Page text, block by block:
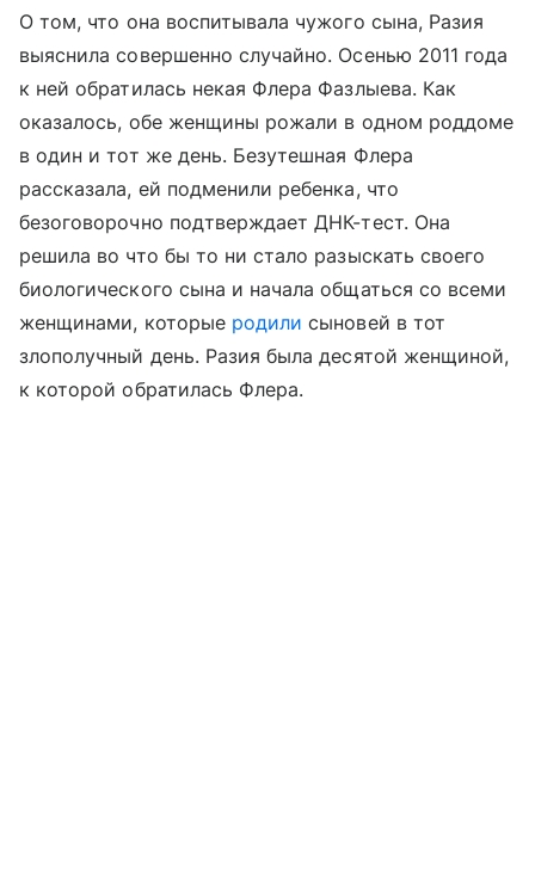
О том, что она воспитывала чужого сына, Разия
выяснила совершенно случайно. Осенью 2011 года
к ней обратилась некая Флера Фазлыева. Как
оказалось, обе женщины рожали в одном роддоме
в один и тот же день. Безутешная Флера
рассказала, ей подменили ребенка, что
безоговорочно подтверждает ДНК-тест. Она
решила во что бы то ни стало разыскать своего
биологического сына и начала общаться со всеми
женщинами, которые родили сыновей в тот
злополучный день. Разия была десятой женщиной,
к которой обратилась Флера.